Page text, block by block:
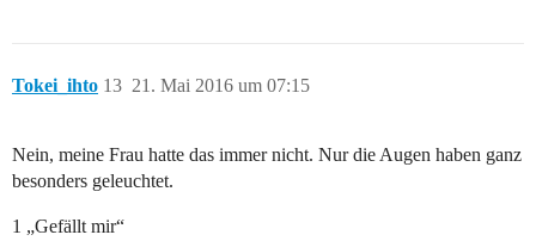
Tokei_ihto 21. Mai 2016 um 07:15
13
Nein, meine Frau hatte das immer nicht. Nur die Augen haben ganz
besonders geleuchtet.
1 „Gefällt mir“